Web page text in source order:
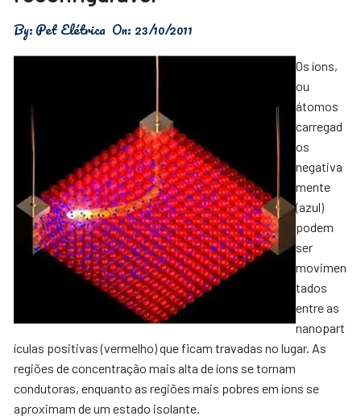
By:Pet Elétrica On: 23/10/2011
Os íons,
ou
átomos
carregad
os
negativa
mente
(azul)
podem
ser
movimen
tados
entre as
nanopart
ículas positivas (vermelho) que ficam travadas no lugar. As
regiões de concentração mais alta de íons se tornam
condutoras, enquanto as regiões mais pobres em íons se
aproximam de um estado isolante.